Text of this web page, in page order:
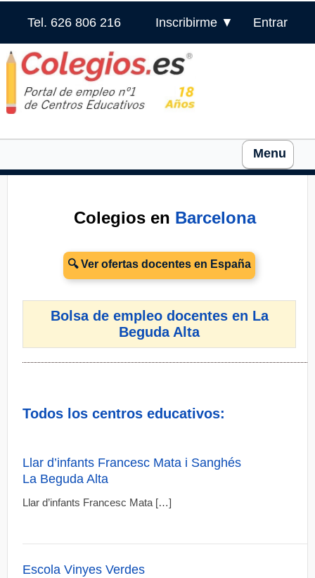
Tel. 626 806 216 Inscribirme ▼ Entrar
Menu
Colegios en Barcelona
🔍 Ver ofertas docentes en España
Bolsa de empleo docentes en La
Beguda Alta
Todos los centros educativos:
Llar d’infants Francesc Mata i Sanghés
La Beguda Alta
Llar d’infants Francesc Mata […]
Escola Vinyes Verdes